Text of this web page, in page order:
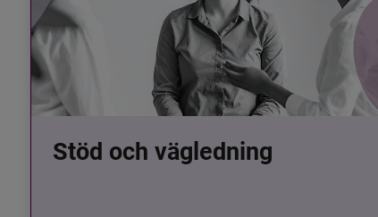
Stöd och vägledning